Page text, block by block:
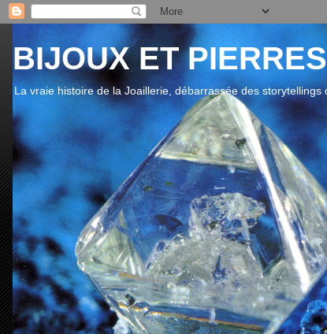
BIJOUX ET
La vraie histoire de la Joaillerie, débarrassée des